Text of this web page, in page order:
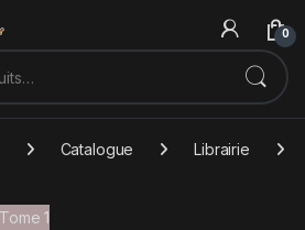
0
Catalogue Librairie